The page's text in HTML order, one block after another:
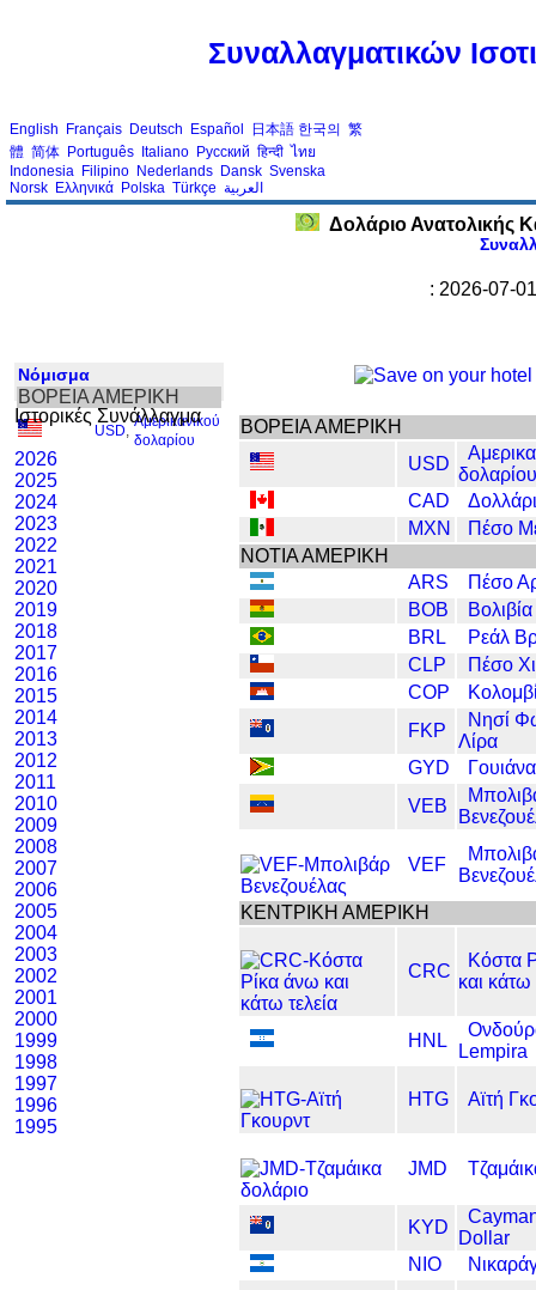
Συναλλαγματικών
English Français Deutsch Español 日本語 한국의 繁
體 简体 Português Italiano Русский हिन्दी ไทย
Indonesia Filipino Nederlands Dansk Svenska
Norsk Ελληνικά Polska Türkçe العربية
Νόμισμα
ΒΟΡΕΙΑ ΑΜΕΡΙΚΗ
USD
Αμερικανικού
δολαρίου
Ιστορικές Συνάλλαγμα
2026
2025
2024
2023
2022
2021
2020
2019
2018
2017
2016
2015
2014
2013
2012
2011
2010
2009
2008
2007
2006
2005
2004
2003
2002
2001
2000
1999
1998
1997
1996
1995
Δολάριο Ανατολικής
: 2026-07-
ΒΟΡΕΙΑ ΑΜΕΡΙΚΗ
USD
δολαρίου
CAD
MXN
Πέσο
ΝΟΤΙΑ ΑΜΕΡΙΚΗ
ARS
Πέσο
BOB
BRL
Ρεάλ
CLP
Πέσο
COP
FKP
Νησί
Λίρα
GYD
VEB
VEF
ΚΕΝΤΡΙΚΗ ΑΜΕΡΙΚΗ
CRC
Κόστα
και κάτω
HNL
Lempira
HTG Αϊτή
JMD
KYD
Dollar
NIO